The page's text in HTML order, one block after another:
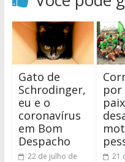
Gato de
Schrodinger,
eu e o
coronavírus
em Bom
Despacho
22 de julho de
por
21